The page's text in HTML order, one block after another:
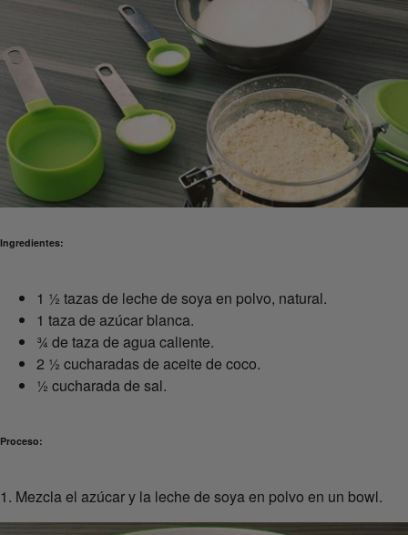
Ingredientes:
1 ½ tazas de leche de soya en polvo, natural.
1 taza de azúcar blanca.
¾ de taza de agua caliente.
2 ½ cucharadas de aceite de coco.
½ cucharada de sal.
Proceso:
1. Mezcla el azúcar y la leche de soya en polvo en un bowl.